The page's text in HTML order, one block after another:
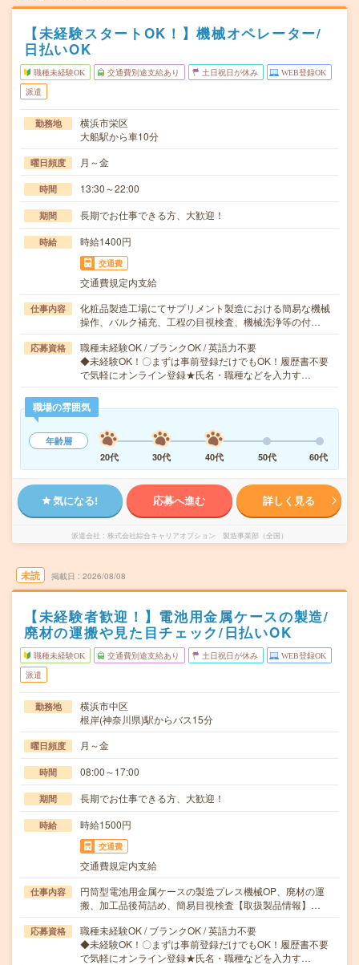
【未経験スタートOK！】機械オペレーター/
日払いOK
職種未経験OK 交通費別途支給あり 土日祝日が休み WEB登録OK
派遣
勤務地
横浜市栄区
大船駅から車10分
曜日頻度 月～金
時間 13:30～22:00
期間 長期でお仕事できる方、大歓迎！
時給 時給1400円
交通費
交通費規定内支給
仕事内容
化粧品製造工場にてサプリメント製造における簡易な機械
操作、バルク補充、工程の目視検査、機械洗浄等の付…
応募資格
職種未経験OK / ブランクOK / 英語力不要
◆未経験OK！〇まずは事前登録だけでもOK！履歴書不要
で気軽にオンライン登録★氏名・職種などを入力す…
職場の雰囲気
年齢層
20代
30代 40代 50代 60代
気になる! 応募へ進む 詳しく見る
派遣会社 株式会社綜合キャリアオプション 製造事業部（全国）
未読 掲載日 2026/08/08
【未経験者歓迎！】電池用金属ケースの製造/
廃材の運搬や見た目チェック/日払いOK
職種未経験OK 交通費別途支給あり 土日祝日が休み WEB登録OK
派遣
勤務地
横浜市中区
根岸(神奈川県)駅からバス15分
曜日頻度 月～金
時間 08:00～17:00
期間 長期でお仕事できる方、大歓迎！
時給 時給1500円
交通費
交通費規定内支給
仕事内容
円筒型電池用金属ケースの製造プレス機械OP、廃材の運
搬、加工品後荷詰め、簡易目視検査【取扱製品情報】…
応募資格
職種未経験OK / ブランクOK / 英語力不要
◆未経験OK！〇まずは事前登録だけでもOK！履歴書不要
で気軽にオンライン登録★氏名・職種などを入力す…